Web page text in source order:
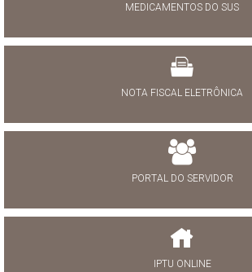
MEDICAMENTOS DO SUS
NOTA FISCAL ELETRÔNICA
PORTAL DO SERVIDOR
IPTU ONLINE